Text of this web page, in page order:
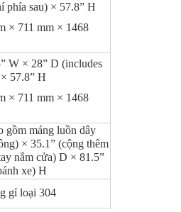
phía sau) × 57.8” H
× 711 mm × 1468
W × 28” D (includes
57.8” H
× 711 mm × 1468
gồm máng luồn dây
× 35.1” (cộng thêm
nắm cửa) D × 81.5”
xe) H
gỉ loại 304